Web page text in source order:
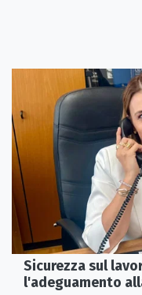
Sicurezza sul
l'adeguamento